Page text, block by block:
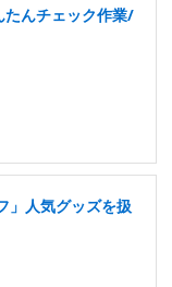
んチェック作業/
」人気グッズを扱